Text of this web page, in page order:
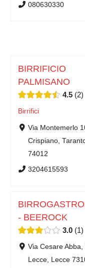
080630330
BIRRIFICIO
PALMISANO
4.5 2
Birrifici
Via Montemerlo
Crispiano,
74012
3204615593
- BEEROCK
3.0 1
Via Cesare Abba,
Lecce, Lecce